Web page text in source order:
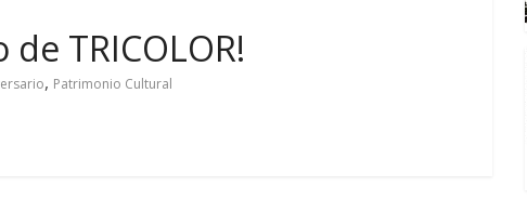
TRICOLOR!
, Patrimonio Cultural